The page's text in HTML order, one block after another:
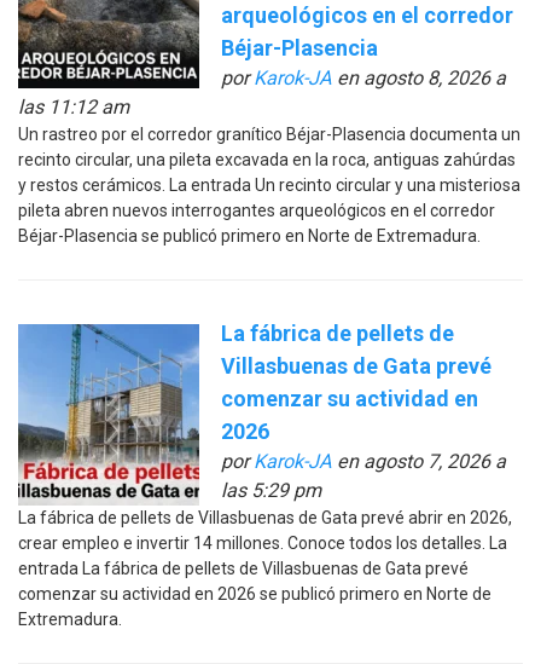
arqueológicos en el corredor
Béjar-Plasencia
porKarok-JA en agosto 8, 2026 a
las 11:12 am
Un rastreo por el corredor granítico Béjar-Plasencia documenta un
recinto circular, una pileta excavada en la roca, antiguas zahúrdas
y restos cerámicos. La entrada Un recinto circular y una misteriosa
pileta abren nuevos interrogantes arqueológicos en el corredor
Béjar-Plasencia se publicó primero en Norte de Extremadura.
La fábrica de pellets de
Villasbuenas de Gata prevé
comenzar su actividad en
2026
porKarok-JA en agosto 7, 2026 a
las 5:29 pm
La fábrica de pellets de Villasbuenas de Gata prevé abrir en 2026,
crear empleo e invertir 14 millones. Conoce todos los detalles. La
entrada La fábrica de pellets de Villasbuenas de Gata prevé
comenzar su actividad en 2026 se publicó primero en Norte de
Extremadura.